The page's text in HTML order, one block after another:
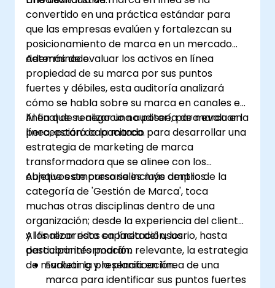
convertido en una práctica estándar para
que las empresas evalúen y fortalezcan su
posicionamiento de marca en un mercado
determinado.
Además de evaluar los activos en línea
propiedad de su marca por sus puntos
fuertes y débiles, esta auditoría analizará
cómo se habla sobre su marca en canales en
línea que su negocio no posee, para evaluar la
percepción de la marca.
Al final de realizar una auditoría de marca en
línea, estará capacitado para desarrollar una
estrategia de marketing de marca
transformadora que se alinee con los
objetivos empresariales más amplios.
Aunque este curso se incluye dentro de la
categoría de 'Gestión de Marca', toca
muchas otras disciplinas dentro de una
organización; desde la experiencia del cliente
y los recorridos en línea del usuario, hasta
descubrir información relevante, la estrategia
de marketing y la planificación.
Al finalizar esta capacitación, los
participantes podrán:
Evaluar la presencia en línea de una
marca para identificar sus puntos fuertes